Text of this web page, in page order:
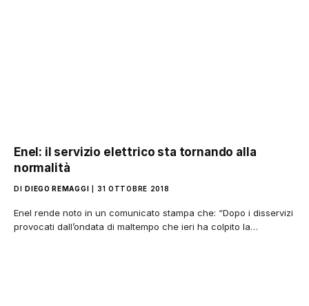
Enel: il servizio elettrico sta tornando alla
normalità
DI DIEGO REMAGGI 31 OTTOBRE 2018
Enel rende noto in un comunicato stampa che: “Dopo i disservizi
provocati dall’ondata di maltempo che ieri ha colpito la…